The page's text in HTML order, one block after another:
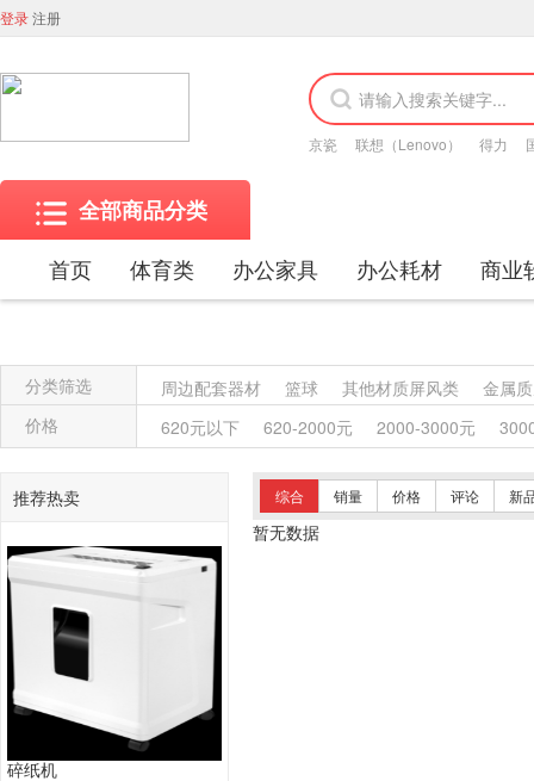
登录注册
京瓷 联想（Lenovo） 得力
全部商品分类
首页
体育类 办公家具 办公耗材 商业
分类筛选 周边配套器材 篮球 其他材质屏风类
金属
木质架类
其他柜类 金属质柜类 保险柜
塑料沙发类
竹制、藤制等类似材料沙发类
木
塑料椅凳类
竹制、藤制等材料椅
其他台、桌类
藤台、桌类 塑料台、桌类
钢台、桌类
钢木台、桌类
木制床类
办公套件
镜头及器材
视频会议多点控制器
投影幕
普通电视设备（电视机）
价格 620元以下 620-2000元 2000-3000元
推荐热卖
碎纸机
综合 销量 价格 评论 新
暂无数据